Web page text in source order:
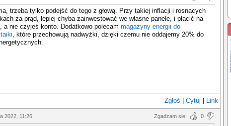
trzeba tylko podejść do tego z głową. Przy takiej inflacji i rosnących
za prąd, lepiej chyba zainwestować we własne panele, i płacić na
a nie czyjeś konto. Dodatkowo polecam magazyny energii do
, które przechowują nadwyżki, dzięki czemu nie oddajemy 20% do
Zgłoś Cytuj Link
2022, 11:26 Zgadzam sie: 0